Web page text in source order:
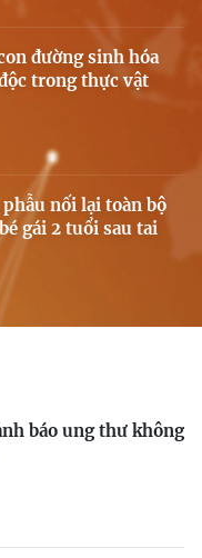
đường sinh hóa
trong thực vật
nối lại toàn bộ
gái 2 tuổi sau tai
báo ung thư không